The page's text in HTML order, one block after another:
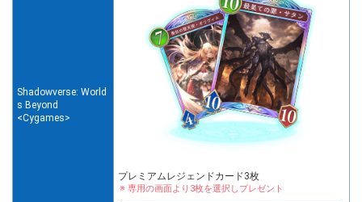
Shadowverse: World
s Beyond
<Cygames>
プレミアムレジェンドカード3枚
専用の画面より3枚を選択しプレゼント